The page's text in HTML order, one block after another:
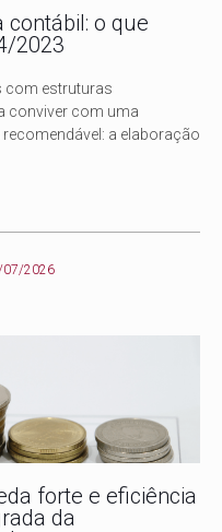
o que
2023
com estruturas
conviver com uma
recomendável: a elaboração
07/2026
forte e eficiência
da